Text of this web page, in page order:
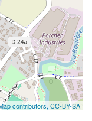
contributors, CC-BY-SA